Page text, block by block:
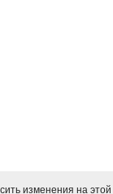
изменения на